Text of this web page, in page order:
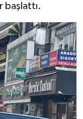
başlattı.